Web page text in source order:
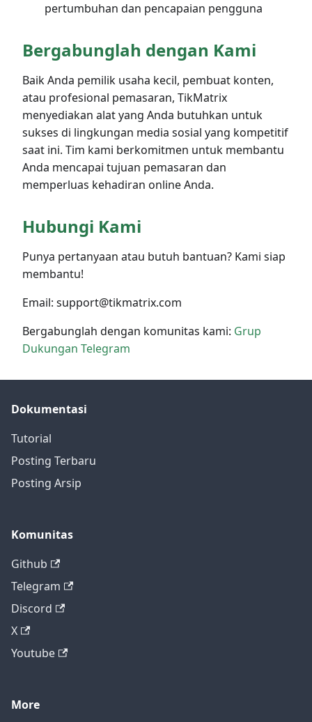
pertumbuhan dan pencapaian pengguna
Bergabunglah dengan Kami
Baik Anda pemilik usaha kecil, pembuat konten,
atau profesional pemasaran, TikMatrix
menyediakan alat yang Anda butuhkan untuk
sukses di lingkungan media sosial yang kompetitif
saat ini. Tim kami berkomitmen untuk membantu
Anda mencapai tujuan pemasaran dan
memperluas kehadiran online Anda.
Hubungi Kami
Punya pertanyaan atau butuh bantuan? Kami siap
membantu!
Email: support@tikmatrix.com
Bergabunglah dengan komunitas kami: Grup
Dukungan Telegram
Dokumentasi
Tutorial
Posting Terbaru
Posting Arsip
Komunitas
Github
Telegram
Discord
X
Youtube
More